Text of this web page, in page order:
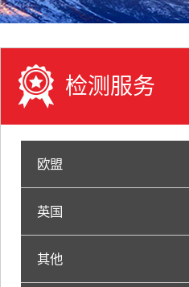
检测服务
欧盟
英国
其他